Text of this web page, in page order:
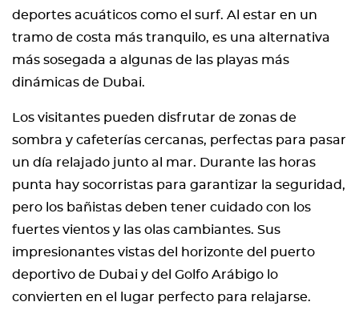
deportes acuáticos como el surf. Al estar en un
tramo de costa más tranquilo, es una alternativa
más sosegada a algunas de las playas más
dinámicas de Dubai.
Los visitantes pueden disfrutar de zonas de
sombra y cafeterías cercanas, perfectas para pasar
un día relajado junto al mar. Durante las horas
punta hay socorristas para garantizar la seguridad,
pero los bañistas deben tener cuidado con los
fuertes vientos y las olas cambiantes. Sus
impresionantes vistas del horizonte del puerto
deportivo de Dubai y del Golfo Arábigo lo
convierten en el lugar perfecto para relajarse.